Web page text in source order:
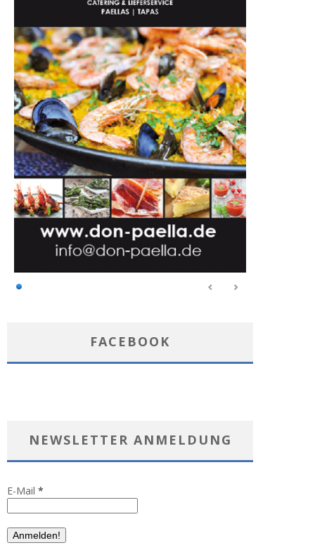
FACEBOOK
NEWSLETTER ANMELDUNG
E-Mail *